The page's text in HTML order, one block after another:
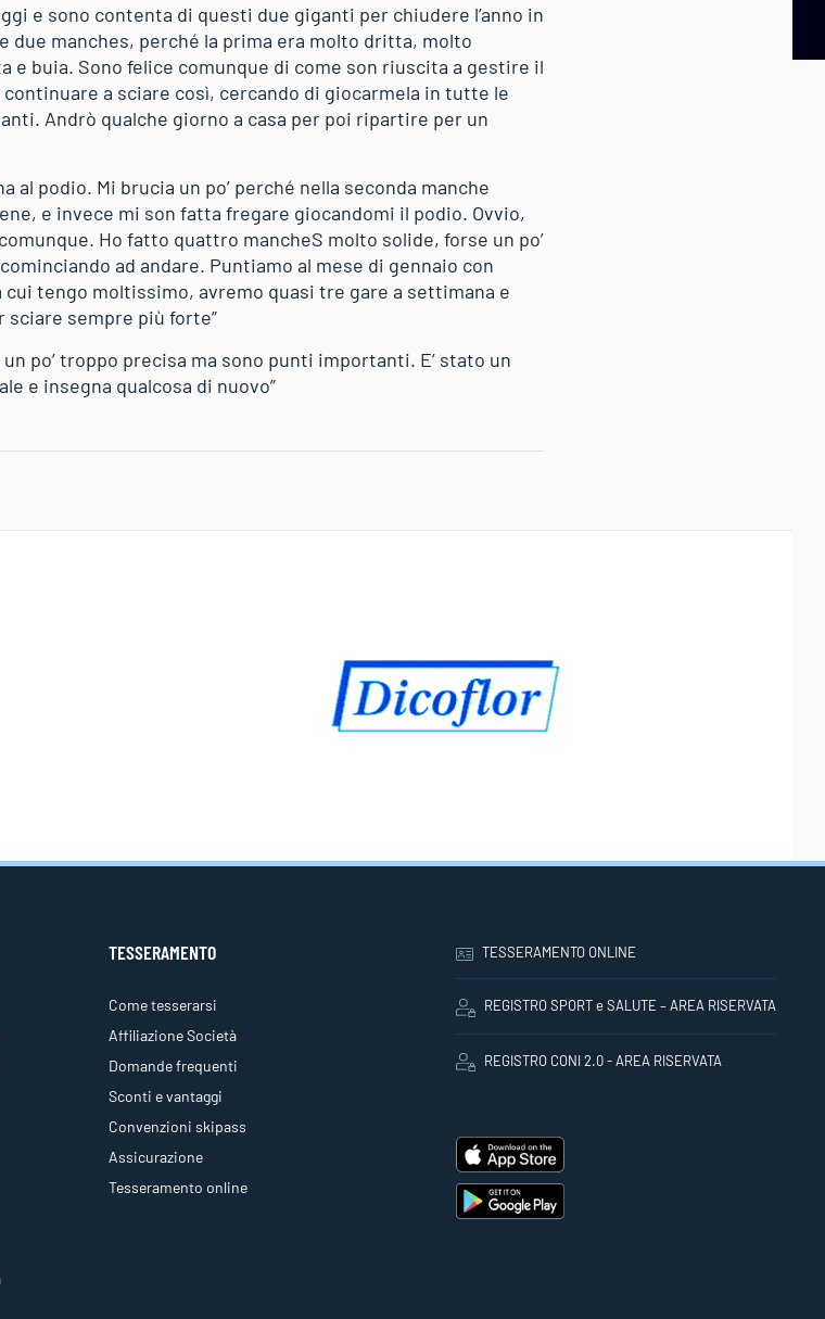
e sono contenta di questi due giganti per chiudere l’anno in
due manches, perché la prima era molto dritta, molto
e buia. Sono felice comunque di come son riuscita a gestire il
a sciare così, cercando di giocarmela in tutte le
Andrò qualche giorno a casa per poi ripartire per un
al podio. Mi brucia un po’ perché nella seconda manche
e invece mi son fatta fregare giocandomi il podio. Ovvio,
Ho fatto quattro mancheS molto solide, forse un po’
ad andare. Puntiamo al mese di gennaio con
tengo moltissimo, avremo quasi tre gare a settimana e
sempre più forte”
po’ troppo precisa ma sono punti importanti. E’ stato un
e insegna qualcosa di nuovo”
TESSERAMENTO
Come tesserarsi
Affiliazione Società
Domande frequenti
Sconti e vantaggi
Convenzioni skipass
Assicurazione
Tesseramento online
TESSERAMENTO ONLINE
REGISTRO SPORT e SALUTE – AREA RISERVATA
REGISTRO CONI 2.0 - AREA RISERVATA